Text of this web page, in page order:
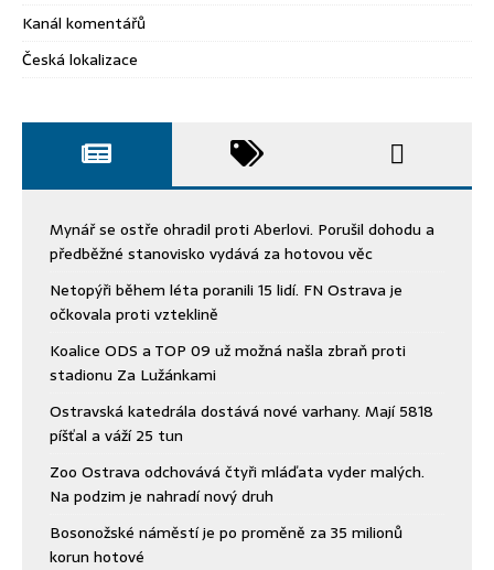
Kanál komentářů
Česká lokalizace
Mynář se ostře ohradil proti Aberlovi. Porušil dohodu a
předběžné stanovisko vydává za hotovou věc
Netopýři během léta poranili 15 lidí. FN Ostrava je
očkovala proti vzteklině
Koalice ODS a TOP 09 už možná našla zbraň proti
stadionu Za Lužánkami
Ostravská katedrála dostává nové varhany. Mají 5818
píšťal a váží 25 tun
Zoo Ostrava odchovává čtyři mláďata vyder malých.
Na podzim je nahradí nový druh
Bosonožské náměstí je po proměně za 35 milionů
korun hotové